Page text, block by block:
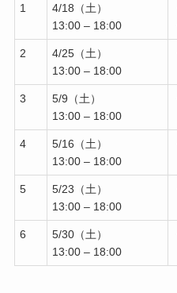
1
4/18（土）
13:00 – 18:00
2
4/25（土）
13:00 – 18:00
3
5/9（土）
13:00 – 18:00
4
5/16（土）
13:00 – 18:00
5
5/23（土）
13:00 – 18:00
6
5/30（土）
13:00 – 18:00